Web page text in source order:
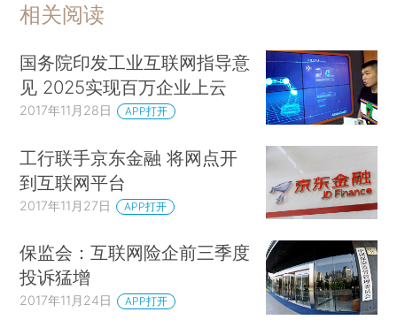
相关阅读
国务院印发工业互联网指导意
见 2025实现百万企业上云
2017年11月28日 APP打开
工行联手京东金融 将网点开
到互联网平台
2017年11月27日 APP打开
保监会：互联网险企前三季度
投诉猛增
2017年11月24日 APP打开